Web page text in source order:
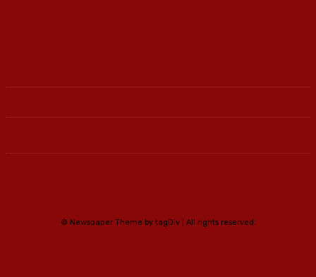
© Newspaper Theme by tagDiv | All rights reserved.